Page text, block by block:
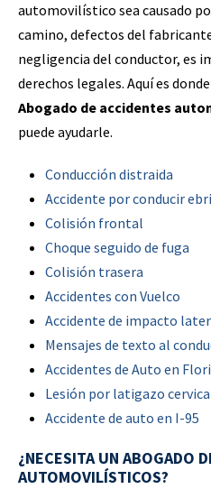
automovilístico sea causado
camino, defectos del
negligencia del conductor, es
derechos legales. Aquí es
Abogado de accidentes
puede ayudarle.
Conducción distraida
Accidente por conducir
Colisión frontal
Choque seguido de fuga
Colisión trasera
Accidentes con Vuelco
Accidente de impacto
Mensajes de texto al
Accidentes de Auto en
Lesión por latigazo
Accidente de auto en I-95
¿NECESITA UN ABOGADO
AUTOMOVILÍSTICOS?